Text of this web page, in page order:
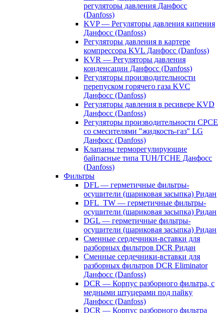
регуляторы давления Данфосс
(Danfoss)
KVP — Регуляторы давления кипения
Данфосс (Danfoss)
Регуляторы давления в картере
компрессора KVL Данфосс (Danfoss)
KVR — Регуляторы давления
конденсации Данфосс (Danfoss)
Регуляторы производительности
перепуском горячего газа KVC
Данфосс (Danfoss)
Регуляторы давления в ресивере KVD
Данфосс (Danfoss)
Регуляторы производительности CPCE
со смесителями "жидкость-газ" LG
Данфосс (Danfoss)
Клапаны терморегулирующие
байпасные типа TUH/TCHE Данфосс
(Danfoss)
Фильтры
DFL — герметичные фильтры-
осушители (шариковая засыпка) Ридан
DFL_TW — герметичные фильтры-
осушители (шариковая засыпка) Ридан
DGL — герметичные фильтры-
осушители (шариковая засыпка) Ридан
Сменные сердечники-вставки для
разборных фильтров DCR Ридан
Сменные сердечники-вставки для
разборных фильтров DCR Eliminator
Данфосс (Danfoss)
DCR — Корпус разборного фильтра, с
медными штуцерами под пайку
Данфосс (Danfoss)
DCR — Корпус разборного фильтра